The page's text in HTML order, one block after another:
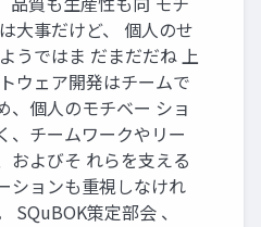
大事だけど、 個人のせ
うではま だまだだね 上
ウェア開発はチームで
、個人のモチベー ショ
、チームワークやリー
およびそ れらを支える
ションも重視しなけれ
SQuBOK策定部会 、